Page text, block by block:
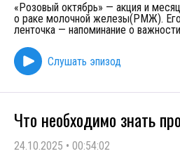
«Розовый октябрь» — акция и
о раке молочной железы(РМЖ).
ленточка — напоминание о
Слушать эпизод
Что необходимо знать
24.10.2025 • 00:54:02